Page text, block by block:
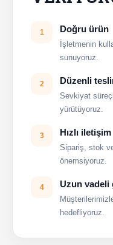
1 Doğru ürün
İşletmenin
sunuyoruz.
2 Düzenli
Sevkiyat
yürütüyoruz.
3 Hızlı iletişim
Sipariş, stok
önemsiyoruz.
4 Uzun vadeli
hedefliyoruz.